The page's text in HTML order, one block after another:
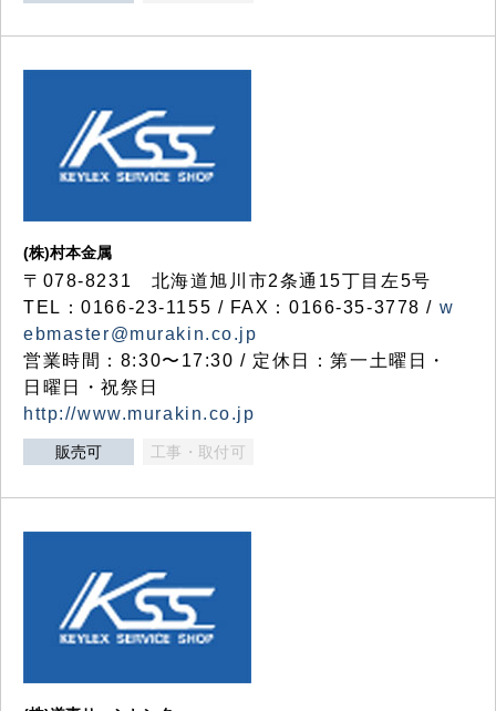
(株)村本金属
〒078-8231 北海道旭川市2条通15丁目左5号
TEL：0166-23-1155 / FAX：0166-35-3778 / w
ebmaster@murakin.co.jp
営業時間：8:30〜17:30 / 定休日：第一土曜日・
日曜日・祝祭日
http://www.murakin.co.jp
販売可 工事・取付可